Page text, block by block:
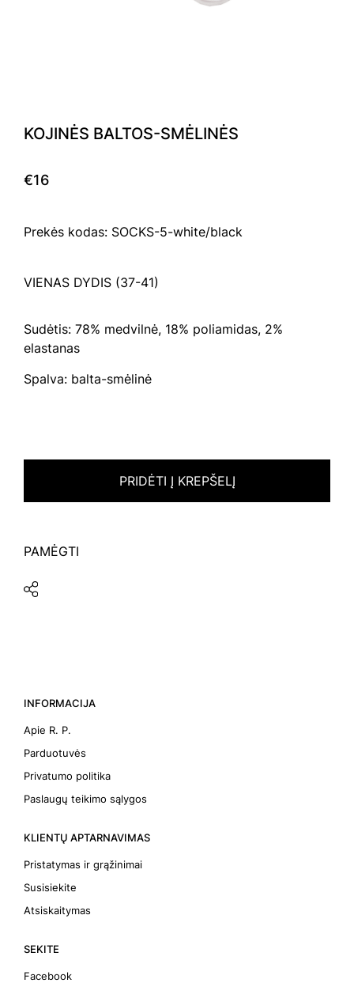
KOJINĖS BALTOS-SMĖLINĖS
€16
Prekės kodas: SOCKS-5-white/black
VIENAS DYDIS (37-41)
Sudėtis: 78% medvilnė, 18% poliamidas, 2%
elastanas
Spalva: balta-smėlinė
PRIDĖTI Į KREPŠELĮ
PAMĖGTI
INFORMACIJA
Apie R. P.
Parduotuvės
Privatumo politika
Paslaugų teikimo sąlygos
KLIENTŲ APTARNAVIMAS
Pristatymas ir grąžinimai
Susisiekite
Atsiskaitymas
SEKITE
Facebook